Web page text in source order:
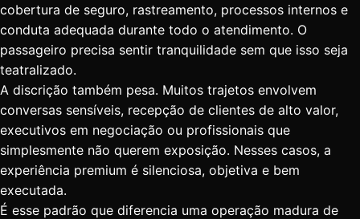
cobertura de seguro, rastreamento, processos internos e
conduta adequada durante todo o atendimento. O
passageiro precisa sentir tranquilidade sem que isso seja
teatralizado.
A discrição também pesa. Muitos trajetos envolvem
conversas sensíveis, recepção de clientes de alto valor,
executivos em negociação ou profissionais que
simplesmente não querem exposição. Nesses casos, a
experiência premium é silenciosa, objetiva e bem
executada.
É esse padrão que diferencia uma operação madura de